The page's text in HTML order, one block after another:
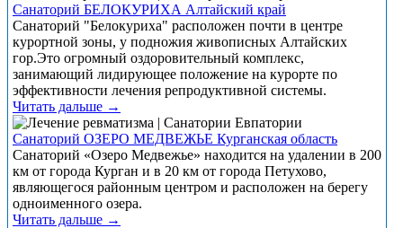
Санаторий БЕЛОКУРИХА Алтайский край
Санаторий "Белокуриха" расположен почти в центре
курортной зоны, у подножия живописных Алтайских
гор.Это огромный оздоровительный комплекс,
занимающий лидирующее положение на курорте по
эффективности лечения репродуктивной системы.
Читать дальше →
Санаторий ОЗЕРО МЕДВЕЖЬЕ Курганская область
Санаторий «Озеро Медвежье» находится на удалении в 200
км от города Курган и в 20 км от города Петухово,
являющегося районным центром и расположен на берегу
одноименного озера.
Читать дальше →